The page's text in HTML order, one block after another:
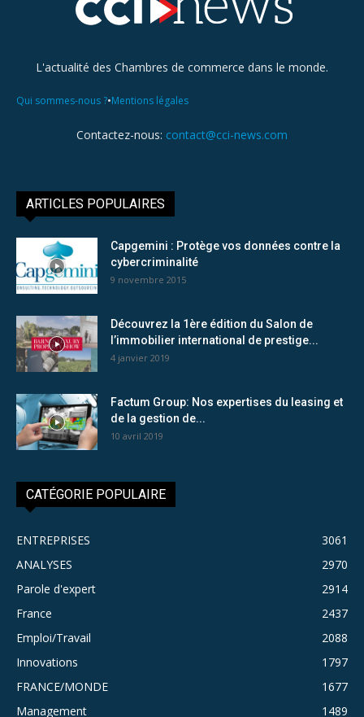
L'actualité des Chambres de commerce dans le monde.
Qui sommes-nous ?•Mentions légales
Contactez-nous: contact@cci-news.com
ARTICLES POPULAIRES
Capgemini : Protège vos données contre la
cybercriminalité
9 novembre 2015
Découvrez la 1ère édition du Salon de
l’immobilier international de prestige...
4 janvier 2019
Factum Group: Nos expertises du leasing et
de la gestion de...
10 avril 2019
CATÉGORIE POPULAIRE
ENTREPRISES
3061
ANALYSES
2970
Parole d'expert
2914
France
2437
Emploi/Travail
2088
Innovations
1797
FRANCE/MONDE
1677
Management
1489